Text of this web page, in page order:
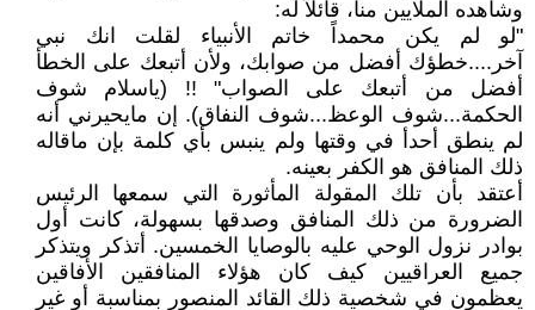
وشاهده الملايين منا، قائلاً له:
"لو لم يكن محمداً خاتم الأنبياء لقلت انك نبي
آخر....خطؤك أفضل من صوابك، ولأن أتبعك على الخطأ
أفضل من أتبعك على الصواب" !! (ياسلام شوف
الحكمة...شوف الوعظ...شوف النفاق). إن مايحيرني أنه
لم ينطق أحدأ في وقتها ولم ينبس بأي كلمة بإن ماقاله
ذلك المنافق هو الكفر بعينه.
أعتقد بأن تلك المقولة المأثورة التي سمعها الرئيس
الضرورة من ذلك المنافق وصدقها بسهولة، كانت أول
بوادر نزول الوحي عليه بالوصايا الخمسين. أتذكر ويتذكر
جميع العراقيين كيف كان هؤلاء المنافقين الأفاقين
يعظمون في شخصية ذلك القائد المنصور بمناسبة أو غير